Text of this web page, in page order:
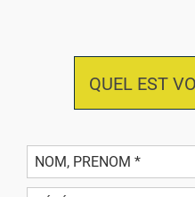
QUEL EST